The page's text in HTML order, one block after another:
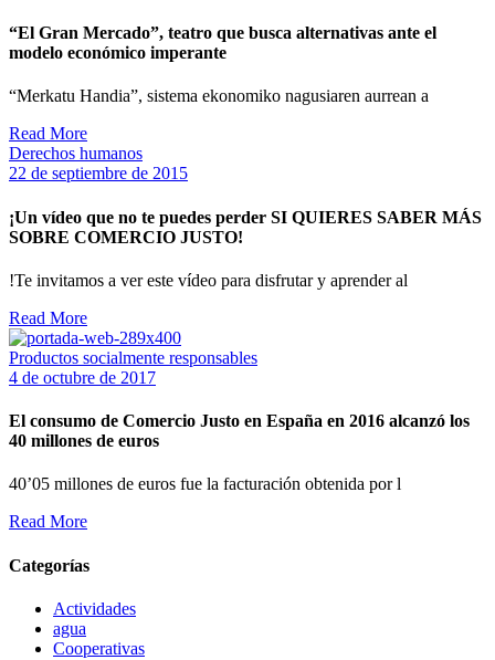
“El Gran Mercado”, teatro que busca alternativas ante el
modelo económico imperante
“Merkatu Handia”, sistema ekonomiko nagusiaren aurrean a
Read More
Derechos humanos
22 de septiembre de 2015
¡Un vídeo que no te puedes perder SI QUIERES SABER MÁS
SOBRE COMERCIO JUSTO!
!Te invitamos a ver este vídeo para disfrutar y aprender al
Read More
Productos socialmente responsables
4 de octubre de 2017
El consumo de Comercio Justo en España en 2016 alcanzó los
40 millones de euros
40’05 millones de euros fue la facturación obtenida por l
Read More
Categorías
Actividades
agua
Cooperativas